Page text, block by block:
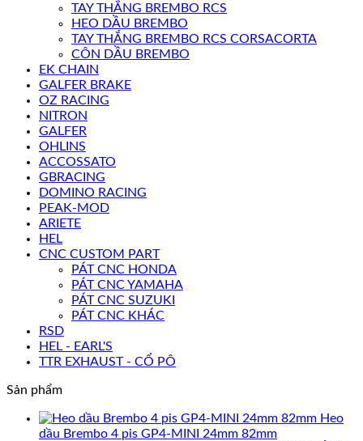
TAY THẮNG BREMBO RCS
HEO DẦU BREMBO
TAY THẮNG BREMBO RCS CORSACORTA
CÔN DẦU BREMBO
EK CHAIN
GALFER BRAKE
OZ RACING
NITRON
GALFER
OHLINS
ACCOSSATO
GBRACING
DOMINO RACING
PEAK-MOD
ARIETE
HEL
CNC CUSTOM PART
PÁT CNC HONDA
PÁT CNC YAMAHA
PÁT CNC SUZUKI
PÁT CNC KHÁC
RSD
HEL - EARL'S
TTR EXHAUST - CỔ PÔ
Sản phẩm
Heo
dầu Brembo 4 pis GP4-MINI 24mm 82mm